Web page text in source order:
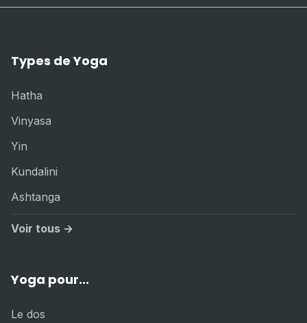
Types de Yoga
Hatha
Vinyasa
Yin
Kundalini
Ashtanga
Voir tous →
Yoga pour...
Le dos